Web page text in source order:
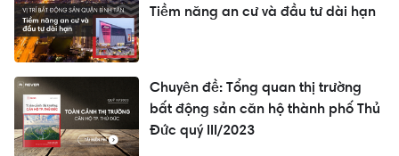
Tiềm năng an cư và đầu tư dài hạn
Chuyên đề: Tổng quan thị trường
bất động sản căn hộ thành phố Thủ
Đức quý III/2023